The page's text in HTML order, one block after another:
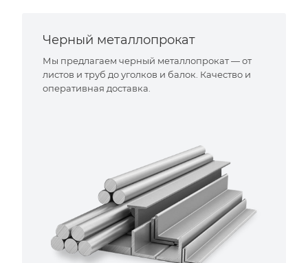
Черный металлопрокат
Мы предлагаем черный металлопрокат — от
листов и труб до уголков и балок. Качество и
оперативная доставка.